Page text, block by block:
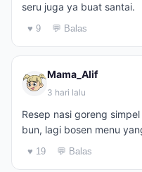
seru juga ya buat santai.
♥ 9 💬 Balas
Mama_Alif
3 hari lalu
Resep nasi goreng
bun, lagi bosen menu
♥ 19 💬 Balas